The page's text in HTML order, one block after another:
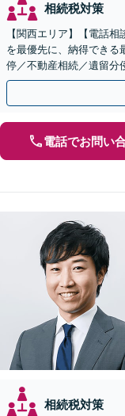
相続税対策
【関西エリア】【電話
を最優先に、納得できる
停／不動産相続／遺留分
【出張相談可】紛争化し
電話でお問い
相続税対策